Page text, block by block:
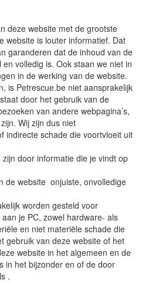
deze website met de grootste
website is louter informatief. Dat
garanderen dat de inhoud van de
volledig is. Ook staan we niet in
in de werking van de website.
is Petrescue.be niet aansprakelijk
door het gebruik van de
van andere webpagina’s,
Wij zijn dus niet
indirecte schade die voortvloeit uit
door informatie die je vindt op
website onjuiste, onvolledige
worden gesteld voor
je PC, zowel hardware- als
en niet materiële schade die
gebruik van deze website of het
website in het algemeen en de
in het bijzonder en of de door
.